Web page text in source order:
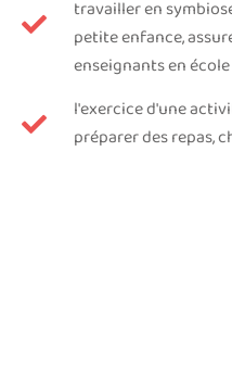
travailler en
petite enfance,
enseignants en
l'exercice d'une
préparer des repas,